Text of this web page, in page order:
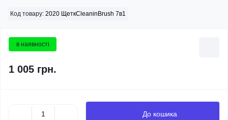
Код товару: 2020 ЩеткCleaninBrush 7в1
в наявності
1 005 грн.
До кошика